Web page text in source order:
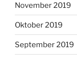
November 2019
Oktober 2019
September 2019